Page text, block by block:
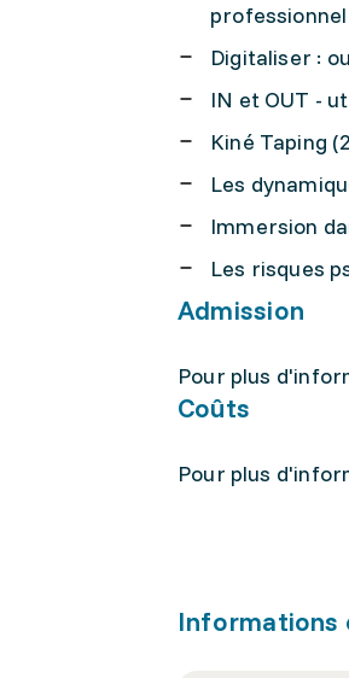
Digitaliser :
IN et OUT -
Kiné Taping
Les
Immersion
Les risques
Admission
Pour plus
Coûts
Pour plus
Informations